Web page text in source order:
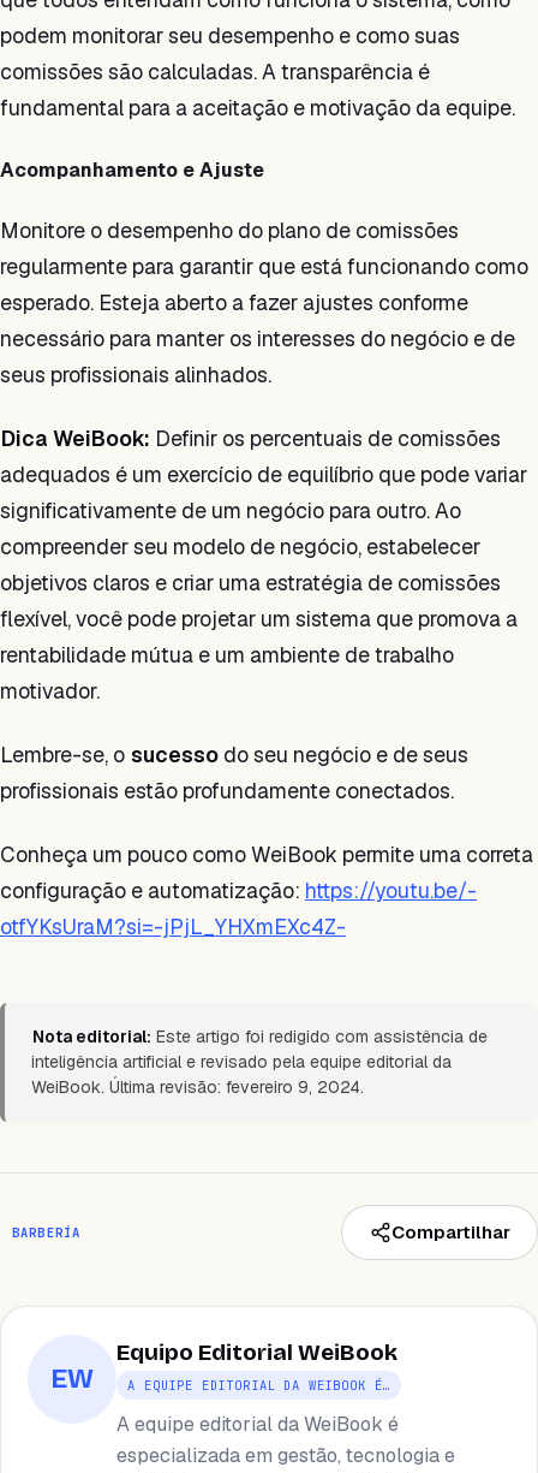
podem monitorar seu desempenho e como suas
comissões são calculadas. A transparência é
fundamental para a aceitação e motivação da equipe.
Acompanhamento e Ajuste
Monitore o desempenho do plano de comissões
regularmente para garantir que está funcionando como
esperado. Esteja aberto a fazer ajustes conforme
necessário para manter os interesses do negócio e de
seus profissionais alinhados.
Dica WeiBook: Definir os percentuais de comissões
adequados é um exercício de equilíbrio que pode variar
significativamente de um negócio para outro. Ao
compreender seu modelo de negócio, estabelecer
objetivos claros e criar uma estratégia de comissões
flexível, você pode projetar um sistema que promova a
rentabilidade mútua e um ambiente de trabalho
motivador.
Lembre-se, o sucesso do seu negócio e de seus
profissionais estão profundamente conectados.
Conheça um pouco como WeiBook permite uma correta
configuração e automatização: https://youtu.be/-
otfYKsUraM?si=-jPjL_YHXmEXc4Z-
Nota editorial: Este artigo foi redigido com assistência de
inteligência artificial e revisado pela equipe editorial da
WeiBook. Última revisão: fevereiro 9, 2024.
BARBERÍA Compartilhar
EW
Equipo Editorial WeiBook
A EQUIPE EDITORIAL DA WEIBOOK É…
A equipe editorial da WeiBook é
especializada em gestão, tecnologia e